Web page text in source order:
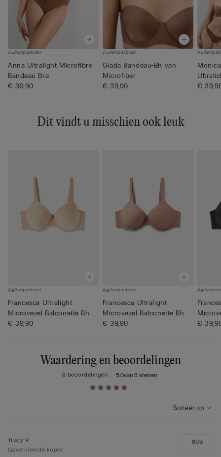
Aanpasbaar
Anna Ultralight Microfibre
Bandeau Bra
€ 39,90
Aanpasbaar
Giada Bandeau-Bh van
Microfiber
€ 39,90
€
Dit vindt u misschien ook leuk
Aanpasbaar
Francesca Ultralight
Microvezel Balconette Bh
€ 39,90
Aanpasbaar
Francesca Ultralight
Microvezel Balconette Bh
€ 39,90
€
Waardering en beoordelingen
5,0van 5 sterren
6 beoordelingen
Sorteer op
Trudy V
Geverifieerde koper
80B